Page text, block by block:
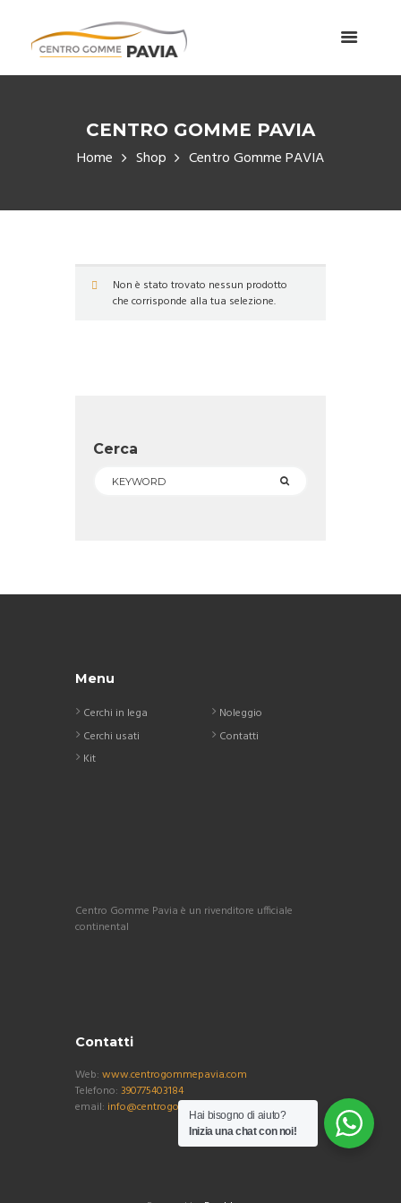
CENTRO GOMME PAVIA
Home Shop Centro Gomme PAVIA
Non è stato trovato nessun prodotto
che corrisponde alla tua selezione.
Cerca
Menu
Cerchi in lega
Cerchi usati
Kit
Noleggio
Contatti
Centro Gomme Pavia è un rivenditore ufficiale
continental
Contatti
Web: www.centrogommepavia.com
Telefono: 390775403184
email: info@centrogommepavia.com
Hai bisogno di aiuto?
Inizia una chat con noi!